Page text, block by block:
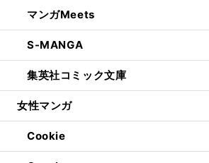
マンガMeets
S-MANGA
集英社コミック文庫
女性マンガ
Cookie